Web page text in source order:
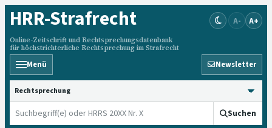
HRR-Strafrecht
Online-Zeitschrift und Rechtsprechungsdatenbank
für höchstrichterliche Rechtsprechung im Strafrecht
A- A+
Menü Newsletter
HRRS durchsuchen
Suchen